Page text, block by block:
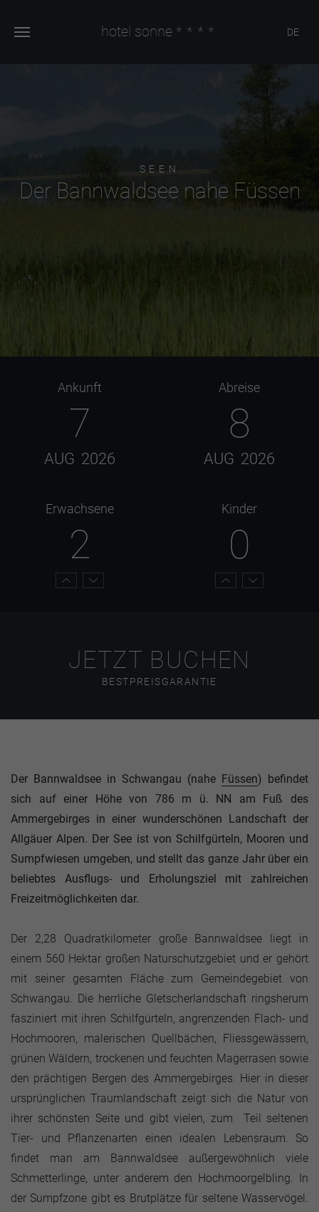
hotel sonne **** DE
SEEN
Der Bannwaldsee nahe Füssen
Ankunft
7
AUG 2026
Abreise
8
AUG 2026
Erwachsene
2
Kinder
0
JETZT BUCHEN
BESTPREISGARANTIE
Der Bannwaldsee in Schwangau (nahe Füssen) befindet
sich auf einer Höhe von 786 m ü. NN am Fuß des
Ammergebirges in einer wunderschönen Landschaft der
Allgäuer Alpen. Der See ist von Schilfgürteln, Mooren und
Sumpfwiesen umgeben, und stellt das ganze Jahr über ein
beliebtes Ausflugs- und Erholungsziel mit zahlreichen
Freizeitmöglichkeiten dar.
Der 2,28 Quadratkilometer große Bannwaldsee liegt in
einem 560 Hektar großen Naturschutzgebiet und er gehört
mit seiner gesamten Fläche zum Gemeindegebiet von
Schwangau. Die herrliche Gletscherlandschaft ringsherum
fasziniert mit ihren Schilfgürteln, angrenzenden Flach- und
Hochmooren, malerischen Quellbächen, Fliessgewässern,
grünen Wäldern, trockenen und feuchten Magerrasen sowie
den prächtigen Bergen des Ammergebirges. Hier in dieser
ursprünglichen Traumlandschaft zeigt sich die Natur von
ihrer schönsten Seite und gibt vielen, zum Teil seltenen
Tier- und Pflanzenarten einen idealen Lebensraum. So
findet man am Bannwaldsee außergewöhnlich viele
Schmetterlinge, unter anderem den Hochmoorgelbling. In
der Sumpfzone gibt es Brutplätze für seltene Wasservögel.